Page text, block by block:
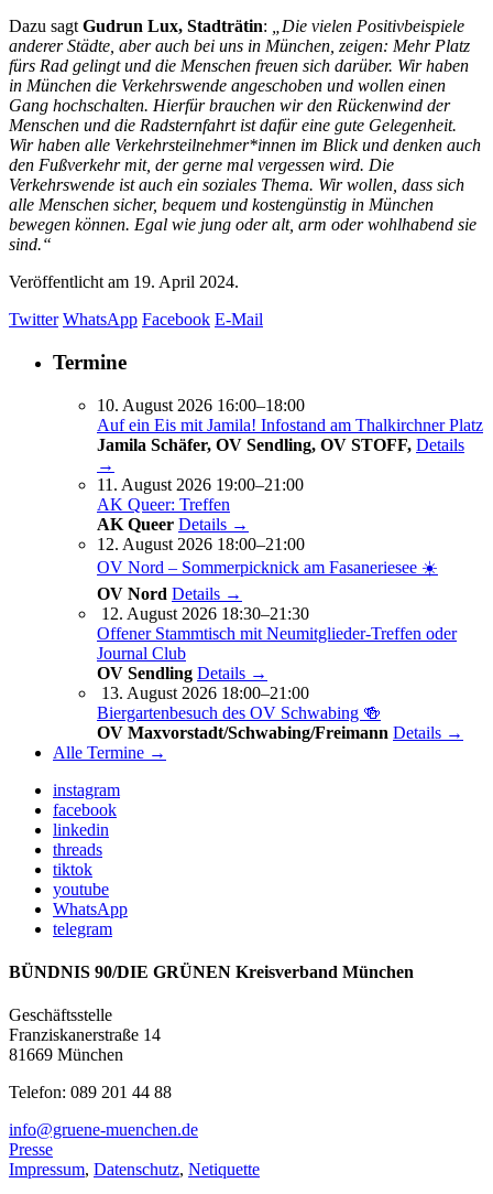
Dazu sagt Gudrun Lux, Stadträtin:
„Die vielen Positivbeispiele
anderer Städte, aber auch bei uns in München, zeigen: Mehr Platz
fürs Rad gelingt und die Menschen freuen sich darüber. Wir haben
in München die Verkehrswende angeschoben und wollen einen
Gang hochschalten. Hierfür brauchen wir den Rückenwind der
Menschen und die Radsternfahrt ist dafür eine gute Gelegenheit.
Wir haben alle Verkehrsteilnehmer*innen im Blick und denken auch
den Fußverkehr mit, der gerne mal vergessen wird. Die
Verkehrswende ist auch ein soziales Thema. Wir wollen, dass sich
alle Menschen sicher, bequem und kostengünstig in München
bewegen können. Egal wie jung oder alt, arm oder wohlhabend sie
sind.“
Veröffentlicht am 19. April 2024.
Twitter WhatsApp Facebook E-Mail
Termine
10. August 2026 16:00–18:00
Auf ein Eis mit Jamila! Infostand am Thalkirchner Platz
Jamila Schäfer, OV Sendling, OV STOFF, Details
→
11. August 2026 19:00–21:00
AK Queer: Treffen
AK Queer Details →
12. August 2026 18:00–21:00
OV Nord – Sommerpicknick am Fasaneriesee ☀️
OV Nord Details →
12. August 2026 18:30–21:30
Offener Stammtisch mit Neumitglieder-Treffen oder
Journal Club
OV Sendling Details →
13. August 2026 18:00–21:00
Biergartenbesuch des OV Schwabing 🍻
OV Maxvorstadt/Schwabing/Freimann Details →
Alle Termine →
instagram
facebook
linkedin
threads
tiktok
youtube
WhatsApp
telegram
BÜNDNIS 90/DIE GRÜNEN Kreisverband München
Geschäftsstelle
Franziskanerstraße 14
81669 München
Telefon: 089 201 44 88
info@gruene-muenchen.de
Presse
Impressum, Datenschutz, Netiquette